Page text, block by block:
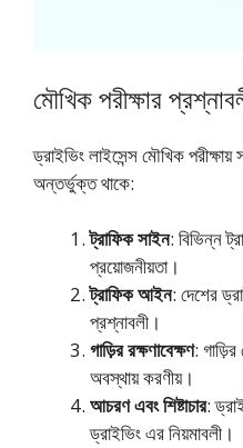
মৌখিক পরীক্ষার
ড্রাইভিং লাইসেন্স মৌখিক পরীক্ষায়
অন্তর্ভুক্ত থাকে:
ট্রাফিক সাইন: বিভিন্ন
প্রয়োজনীয়তা।
ট্রাফিক আইন: দেশের
প্রশ্নাবলী।
গাড়ির রক্ষণাবেক্ষণ:
অবস্থায় করণীয়।
আচরণ এবং শিষ্টাচার:
ড্রাইভিং এর নিয়মাবলী।